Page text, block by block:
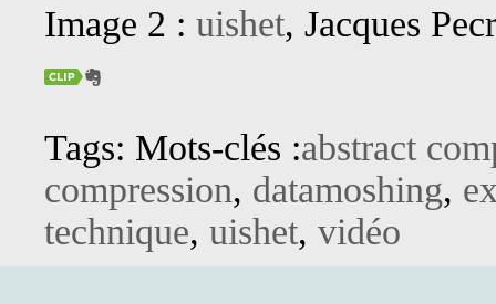
Image 2 : uishet, Jacques
Tags: Mots-clés :abstract
compression, datamoshing,
technique, uishet, vidéo